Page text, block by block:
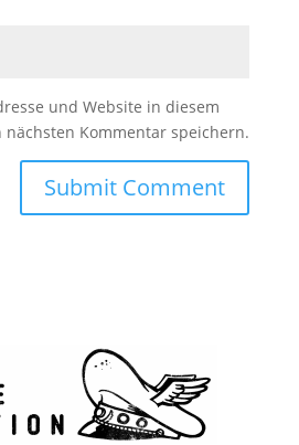
und Website in diesem
Kommentar speichern.